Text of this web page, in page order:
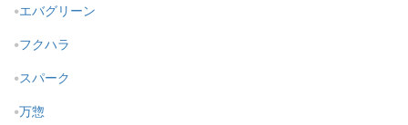
エバグリーン
フクハラ
スパーク
万惣